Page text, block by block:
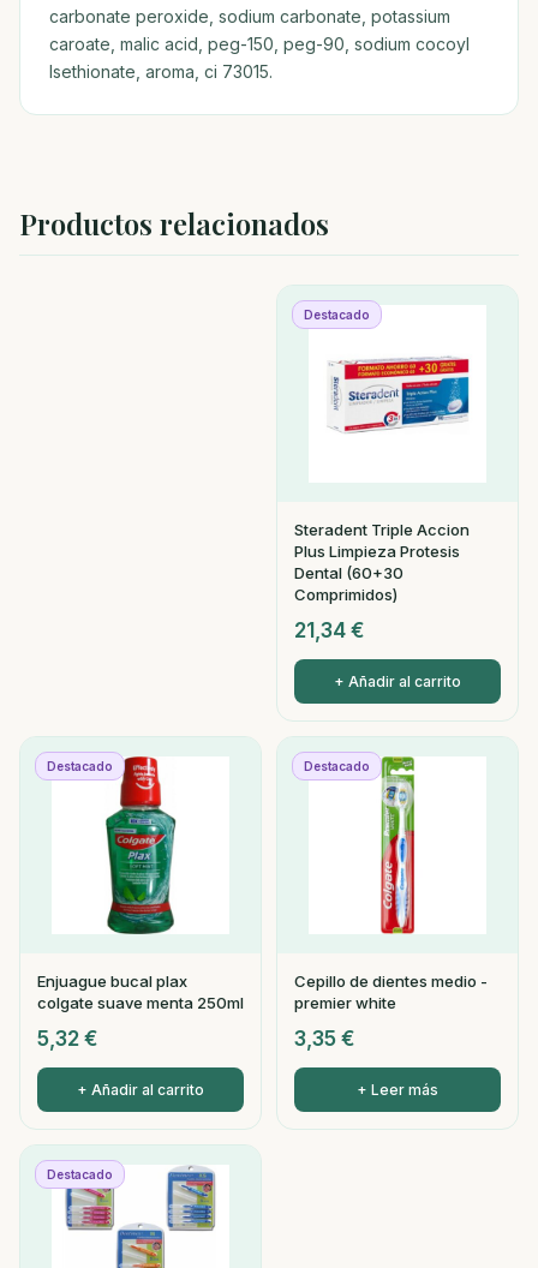
carbonate peroxide, sodium carbonate, potassium
caroate, malic acid, peg-150, peg-90, sodium cocoyl
lsethionate, aroma, ci 73015.
Productos relacionados
Destacado
Steradent Triple Accion
Plus Limpieza Protesis
Dental (60+30
Comprimidos)
21,34 €
+ Añadir al carrito
Destacado
Enjuague bucal plax
colgate suave menta 250ml
5,32 €
+ Añadir al carrito
Destacado
Cepillo de dientes medio -
premier white
3,35 €
+ Leer más
Destacado